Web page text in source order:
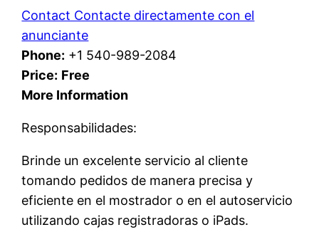
Contact Contacte directamente con el
anunciante
Phone: +1 540-989-2084
Price: Free
More Information
Responsabilidades:
Brinde un excelente servicio al cliente
tomando pedidos de manera precisa y
eficiente en el mostrador o en el autoservicio
utilizando cajas registradoras o iPads.